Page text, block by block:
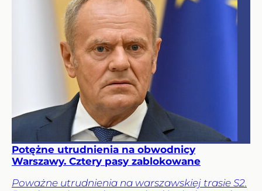
Potężne utrudnienia na obwodnicy
Warszawy. Cztery pasy zablokowane
Poważne utrudnienia na warszawskiej trasie S2.